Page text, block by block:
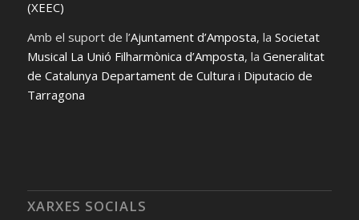
(XEEC)
Amb el suport de l’Ajuntament d’Amposta, la Societat
Musical La Unió Filharmònica d’Amposta, la Generalitat
de Catalunya Departament de Cultura i Diputacio de
Tarragona
XARXES SOCIALS